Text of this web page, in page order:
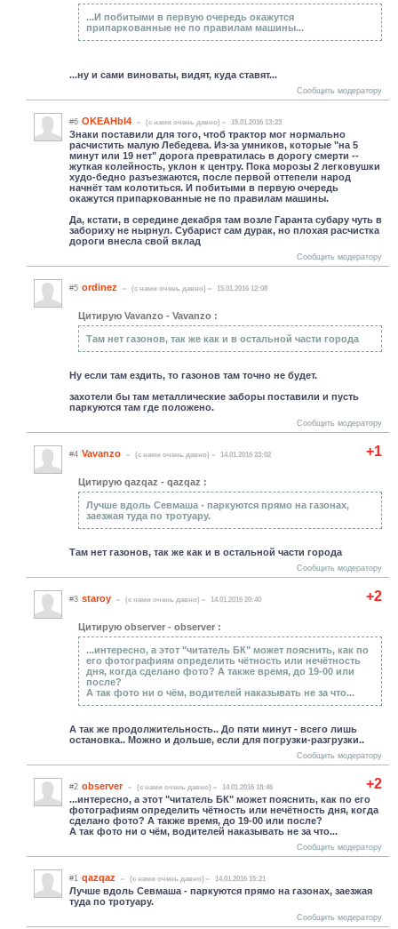
...И побитыми в первую очередь окажутся
припаркованные не по правилам машины...
...ну и сами виноваты, видят, куда ставят...
Сообщить модератору
#6 OKEAHbI4 (c нами очень давно) 15.01.2016 13:23
Знаки поставили для того, чтоб трактор мог нормально
расчистить малую Лебедева. Из-за умников, которые "на 5
минут или 19 нет" дорога превратилась в дорогу смерти --
жуткая колейность, уклон к центру. Пока морозы 2 легковушки
худо-бедно разъезжаются, после первой оттепели народ
начнёт там колотиться. И побитыми в первую очередь
окажутся припаркованные не по правилам машины.
Да, кстати, в середине декабря там возле Гаранта субару чуть в
забориху не нырнул. Субарист сам дурак, но плохая расчистка
дороги внесла свой вклад
Сообщить модератору
#5 ordinez (c нами очень давно) 15.01.2016 12:08
Цитирую Vavanzo - Vavanzo :
Там нет газонов, так же как и в остальной части города
Ну если там ездить, то газонов там точно не будет.
захотели бы там металлические заборы поставили и пусть
паркуются там где положено.
Сообщить модератору
+1
#4 Vavanzo (c нами очень давно) 14.01.2016 23:02
Цитирую qazqaz - qazqaz :
Лучше вдоль Севмаша - паркуются прямо на газонах,
заезжая туда по тротуару.
Там нет газонов, так же как и в остальной части города
Сообщить модератору
+2
#3 staroy (c нами очень давно) 14.01.2016 20:40
Цитирую observer - observer :
...интересно, а этот "читатель БК" может пояснить, как по
его фотографиям определить чётность или нечётность
дня, когда сделано фото? А также время, до 19-00 или
после?
А так фото ни о чём, водителей наказывать не за что...
А так же продолжительность.. До пяти минут - всего лишь
остановка.. Можно и дольше, если для погрузки-разгрузки..
Сообщить модератору
+2
#2 observer (c нами очень давно) 14.01.2016 18:46
...интересно, а этот "читатель БК" может пояснить, как по его
фотографиям определить чётность или нечётность дня, когда
сделано фото? А также время, до 19-00 или после?
А так фото ни о чём, водителей наказывать не за что...
Сообщить модератору
#1 qazqaz (c нами очень давно) 14.01.2016 15:21
Лучше вдоль Севмаша - паркуются прямо на газонах, заезжая
туда по тротуару.
Сообщить модератору